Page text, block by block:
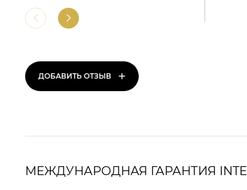
ДОБАВИТЬ ОТЗЫВ +
МЕЖДУНАРОДНАЯ ГАРАНТИЯ